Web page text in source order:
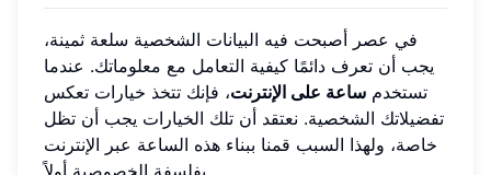
في عصر أصبحت فيه البيانات الشخصية سلعة ثمينة،
يجب أن تعرف دائمًا كيفية التعامل مع معلوماتك. عندما
تستخدم ساعة على الإنترنت، فإنك تتخذ خيارات تعكس
تفضيلاتك الشخصية. نعتقد أن تلك الخيارات يجب أن تظل
خاصة، ولهذا السبب قمنا ببناء هذه الساعة عبر الإنترنت
بفلسفة الخصوصية أولاً.